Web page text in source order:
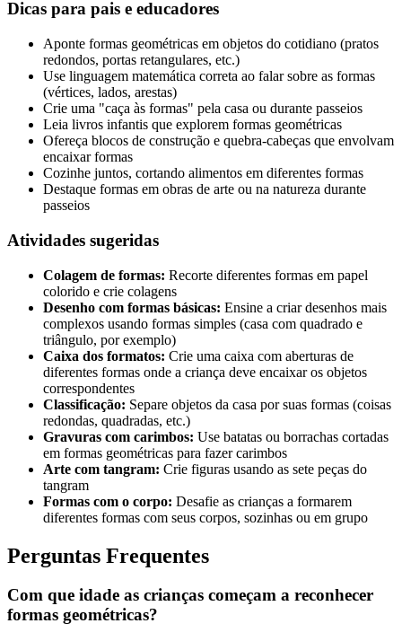
Dicas para pais e educadores
Aponte formas geométricas em objetos do cotidiano (pratos
redondos, portas retangulares, etc.)
Use linguagem matemática correta ao falar sobre as formas
(vértices, lados, arestas)
Crie uma "caça às formas" pela casa ou durante passeios
Leia livros infantis que explorem formas geométricas
Ofereça blocos de construção e quebra-cabeças que envolvam
encaixar formas
Cozinhe juntos, cortando alimentos em diferentes formas
Destaque formas em obras de arte ou na natureza durante
passeios
Atividades sugeridas
Colagem de formas: Recorte diferentes formas em papel
colorido e crie colagens
Desenho com formas básicas: Ensine a criar desenhos mais
complexos usando formas simples (casa com quadrado e
triângulo, por exemplo)
Caixa dos formatos: Crie uma caixa com aberturas de
diferentes formas onde a criança deve encaixar os objetos
correspondentes
Classificação: Separe objetos da casa por suas formas (coisas
redondas, quadradas, etc.)
Gravuras com carimbos: Use batatas ou borrachas cortadas
em formas geométricas para fazer carimbos
Arte com tangram: Crie figuras usando as sete peças do
tangram
Formas com o corpo: Desafie as crianças a formarem
diferentes formas com seus corpos, sozinhas ou em grupo
Perguntas Frequentes
Com que idade as crianças começam a reconhecer
formas geométricas?